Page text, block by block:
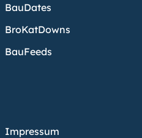
BauDates
BroKatDowns
BauFeeds
Impressum